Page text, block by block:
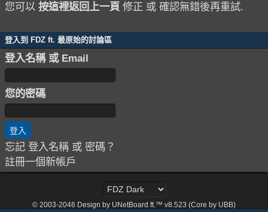
您可以 按這裡返回上一頁 修正 或 確認無錯後再重試.
登入到 FDZ ft. 最原始的討論區
登入名稱 或 Email
您的密碼
忘記 登入名稱 或 密碼？
註冊一個新帳戶
© 2003-2046 Design by UNetBoard ft.™ v8.523 (Core by UBB)